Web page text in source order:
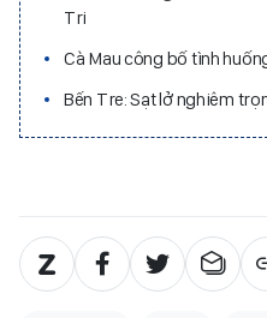
Tri
Cà Mau công bố tình
Bến Tre: Sạt lở nghiêm